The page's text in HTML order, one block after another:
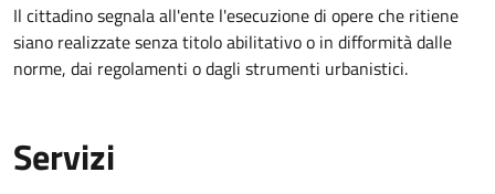
Il cittadino segnala all'ente l'esecuzione di opere che ritiene
siano realizzate senza titolo abilitativo o in difformità dalle
norme, dai regolamenti o dagli strumenti urbanistici.
Servizi